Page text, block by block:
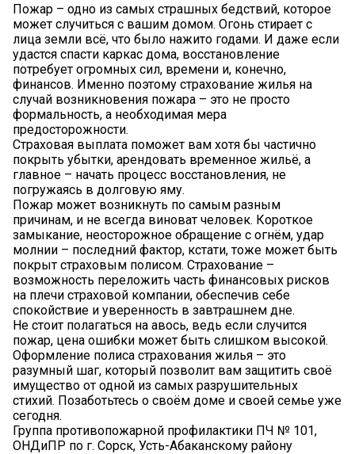
Пожар – одно из самых страшных бедствий, которое
может случиться с вашим домом. Огонь стирает с
лица земли всё, что было нажито годами. И даже если
удастся спасти каркас дома, восстановление
потребует огромных сил, времени и, конечно,
финансов. Именно поэтому страхование жилья на
случай возникновения пожара – это не просто
формальность, а необходимая мера
предосторожности.
Страховая выплата поможет вам хотя бы частично
покрыть убытки, арендовать временное жильё, а
главное – начать процесс восстановления, не
погружаясь в долговую яму.
Пожар может возникнуть по самым разным
причинам, и не всегда виноват человек. Короткое
замыкание, неосторожное обращение с огнём, удар
молнии – последний фактор, кстати, тоже может быть
покрыт страховым полисом. Страхование –
возможность переложить часть финансовых рисков
на плечи страховой компании, обеспечив себе
спокойствие и уверенность в завтрашнем дне.
Не стоит полагаться на авось, ведь если случится
пожар, цена ошибки может быть слишком высокой.
Оформление полиса страхования жилья – это
разумный шаг, который позволит вам защитить своё
имущество от одной из самых разрушительных
стихий. Позаботьтесь о своём доме и своей семье уже
сегодня.
Группа противопожарной профилактики ПЧ № 101,
ОНДиПР по г. Сорск, Усть-Абаканскому району